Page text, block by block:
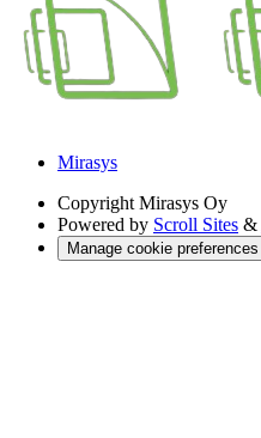
Mirasys
Copyright Mirasys Oy
Powered by Scroll Sites &
Manage cookie preferences